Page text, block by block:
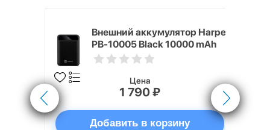
Внешний аккумулятор Harper
PB-10005 Black 10000 mAh
Цена
1 790 ₽
Добавить в корзину